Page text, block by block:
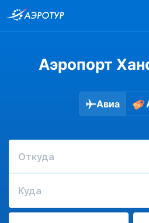
Аэропорт
Авиа
Откуда
Куда